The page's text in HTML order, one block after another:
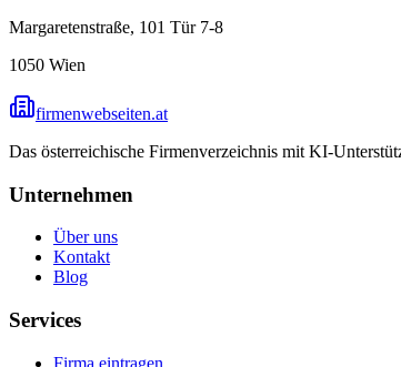
Margaretenstraße, 101 Tür 7-8
1050 Wien
firmenwebseiten.at
Das österreichische Firmenverzeichnis mit KI-
Unternehmen
Über uns
Kontakt
Blog
Services
Firma eintragen